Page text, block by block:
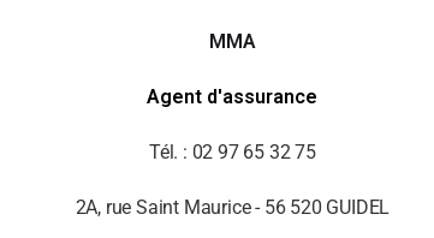
MMA
Agent d'assurance
Tél. : 02 97 65 32 75
2A, rue Saint Maurice - 56 520 GUIDEL